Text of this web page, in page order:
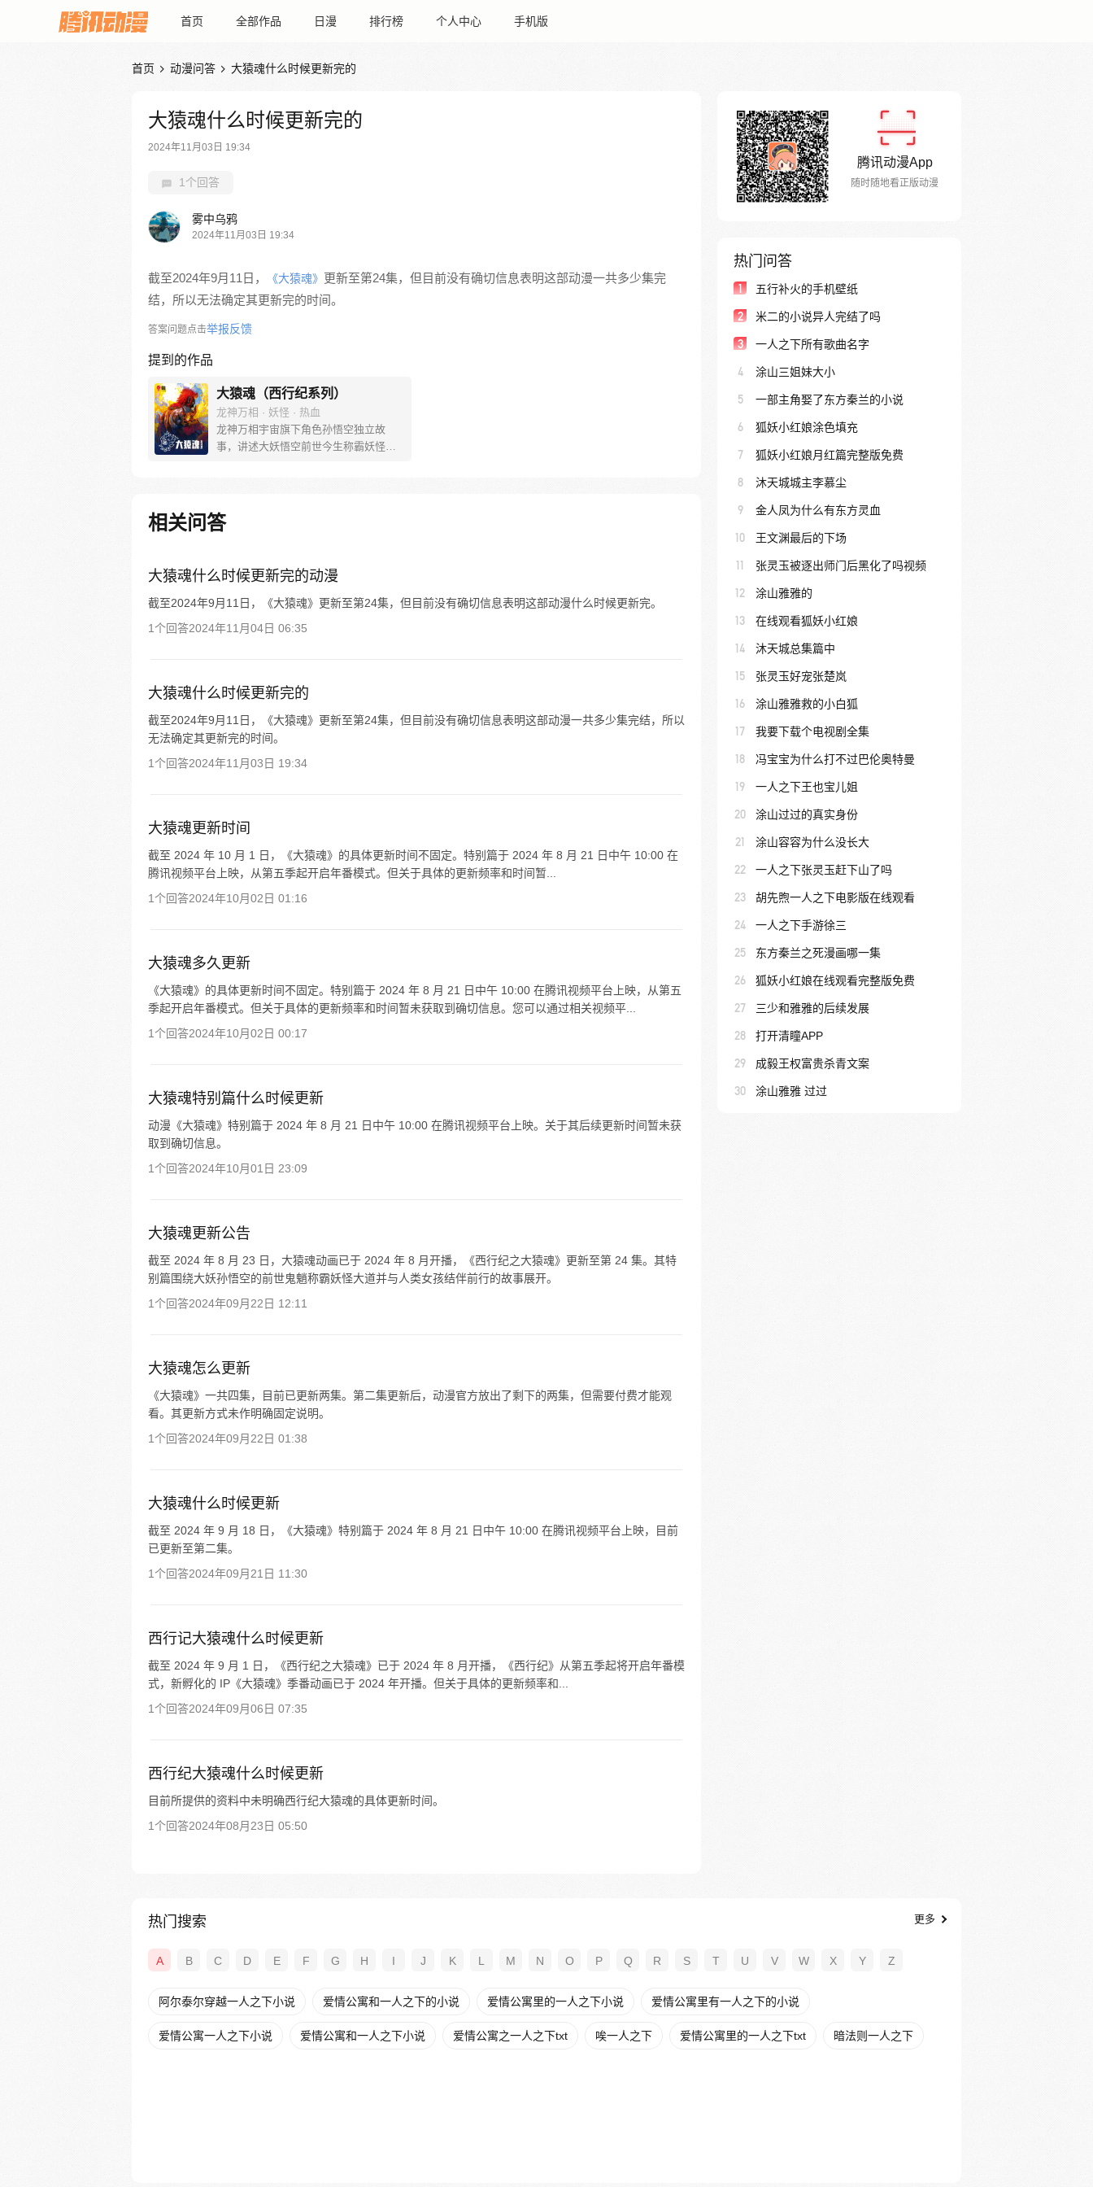
首页 全部作品 日漫 排行榜 个人中心 手机版
首页  动漫问答  大猿魂什么时候更新完的
大猿魂什么时候更新完的
2024年11月03日 19:34
1个回答
雾中乌鸦
2024年11月03日 19:34
截至2024年9月11日， 《大猿魂》 更新至第24集，但目前没有确切信息表明这部动漫一共多少集完
结，所以无法确定其更新完的时间。
答案问题点击举报反馈
提到的作品
大猿魂（西行纪系列）
龙神万相 · 妖怪 · 热血
龙神万相宇宙旗下角色孙悟空独立故
事，讲述大妖悟空前世今生称霸妖怪大
入暗魂无法再守护重要之人…六十年
后，他再次破石而出，背负着守护族人
成为猴群之王，但故事仍在继续…
相关问答
大猿魂什么时候更新完的动漫
截至2024年9月11日，《大猿魂》更新至第24集，但目前没有确切信息表明这部动漫什么时候更新完。
1个回答2024年11月04日 06:35
大猿魂什么时候更新完的
截至2024年9月11日，《大猿魂》更新至第24集，但目前没有确切信息表明这部动漫一共多少集完结，所以
无法确定其更新完的时间。
1个回答2024年11月03日 19:34
大猿魂更新时间
截至 2024 年 10 月 1 日，《大猿魂》的具体更新时间不固定。特别篇于 2024 年 8 月 21 日中午 10:00 在
腾讯视频平台上映，从第五季起开启年番模式。但关于具体的更新频率和时间暂...
1个回答2024年10月02日 01:16
大猿魂多久更新
《大猿魂》的具体更新时间不固定。特别篇于 2024 年 8 月 21 日中午 10:00 在腾讯视频平台上映，从第五
季起开启年番模式。但关于具体的更新频率和时间暂未获取到确切信息。您可以通过相关视频平...
1个回答2024年10月02日 00:17
大猿魂特别篇什么时候更新
动漫《大猿魂》特别篇于 2024 年 8 月 21 日中午 10:00 在腾讯视频平台上映。关于其后续更新时间暂未获
取到确切信息。
1个回答2024年10月01日 23:09
大猿魂更新公告
截至 2024 年 8 月 23 日，大猿魂动画已于 2024 年 8 月开播，《西行纪之大猿魂》更新至第 24 集。其特
别篇围绕大妖孙悟空的前世鬼魈称霸妖怪大道并与人类女孩结伴前行的故事展开。
1个回答2024年09月22日 12:11
大猿魂怎么更新
《大猿魂》一共四集，目前已更新两集。第二集更新后，动漫官方放出了剩下的两集，但需要付费才能观
看。其更新方式未作明确固定说明。
1个回答2024年09月22日 01:38
大猿魂什么时候更新
截至 2024 年 9 月 18 日，《大猿魂》特别篇于 2024 年 8 月 21 日中午 10:00 在腾讯视频平台上映，目前
已更新至第二集。
1个回答2024年09月21日 11:30
西行记大猿魂什么时候更新
截至 2024 年 9 月 1 日，《西行纪之大猿魂》已于 2024 年 8 月开播，《西行纪》从第五季起将开启年番模
式，新孵化的 IP《大猿魂》季番动画已于 2024 年开播。但关于具体的更新频率和...
1个回答2024年09月06日 07:35
西行纪大猿魂什么时候更新
目前所提供的资料中未明确西行纪大猿魂的具体更新时间。
1个回答2024年08月23日 05:50
腾讯动漫App
随时随地看正版动漫
热门问答
1 五行补火的手机壁纸
2 米二的小说异人完结了吗
3 一人之下所有歌曲名字
4 涂山三姐妹大小
5 一部主角娶了东方秦兰的小说
6 狐妖小红娘涂色填充
7 狐妖小红娘月红篇完整版免费
8 沐天城城主李慕尘
9 金人凤为什么有东方灵血
10 王文渊最后的下场
11 张灵玉被逐出师门后黑化了吗视频
12 涂山雅雅的
13 在线观看狐妖小红娘
14 沐天城总集篇中
15 张灵玉好宠张楚岚
16 涂山雅雅救的小白狐
17 我要下载个电视剧全集
18 冯宝宝为什么打不过巴伦奥特曼
19 一人之下王也宝儿姐
20 涂山过过的真实身份
21 涂山容容为什么没长大
22 一人之下张灵玉赶下山了吗
23 胡先煦一人之下电影版在线观看
24 一人之下手游徐三
25 东方秦兰之死漫画哪一集
26 狐妖小红娘在线观看完整版免费
27 三少和雅雅的后续发展
28 打开清瞳APP
29 成毅王权富贵杀青文案
30 涂山雅雅 过过
热门搜索 更多
A B C D E F G H I J K L M N O P Q R S T U V W X Y Z
阿尔泰尔穿越一人之下小说 爱情公寓和一人之下的小说 爱情公寓里的一人之下小说 爱情公寓里有一人之下的小说
爱情公寓一人之下小说 爱情公寓和一人之下小说 爱情公寓之一人之下txt 唉一人之下 爱情公寓里的一人之下txt 暗法则一人之下